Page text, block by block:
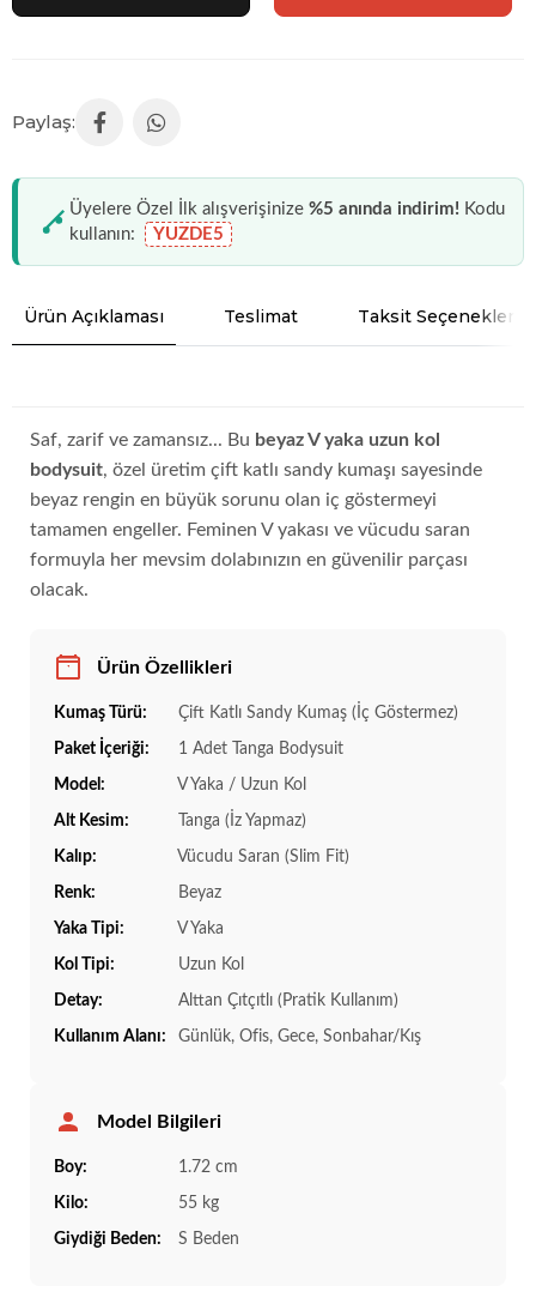
Üyelere Özel İlk alışverişinize %5 anında indirim! Kodu
kullanın:
YUZDE5
Ürün Açıklaması Teslimat Taksit Seçenekleri
Saf, zarif ve zamansız... Bu beyaz V yaka uzun kol
bodysuit, özel üretim çift katlı sandy kumaşı sayesinde
beyaz rengin en büyük sorunu olan iç göstermeyi
tamamen engeller. Feminen V yakası ve vücudu saran
formuyla her mevsim dolabınızın en güvenilir parçası
olacak.
Ürün Özellikleri
Kumaş Türü: Çift Katlı Sandy Kumaş (İç Göstermez)
Paket İçeriği: 1 Adet Tanga Bodysuit
Model: V Yaka / Uzun Kol
Alt Kesim: Tanga (İz Yapmaz)
Kalıp: Vücudu Saran (Slim Fit)
Renk: Beyaz
Yaka Tipi: V Yaka
Kol Tipi: Uzun Kol
Detay: Alttan Çıtçıtlı (Pratik Kullanım)
Kullanım Alanı: Günlük, Ofis, Gece, Sonbahar/Kış
Model Bilgileri
Boy: 1.72 cm
Kilo: 55 kg
Giydiği Beden: S Beden